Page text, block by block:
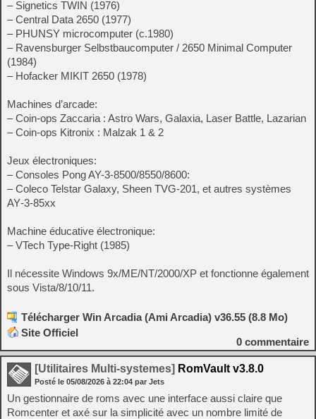
– Signetics TWIN (1976)
– Central Data 2650 (1977)
– PHUNSY microcomputer (c.1980)
– Ravensburger Selbstbaucomputer / 2650 Minimal Computer
(1984)
– Hofacker MIKIT 2650 (1978)
Machines d’arcade:
– Coin-ops Zaccaria : Astro Wars, Galaxia, Laser Battle, Lazarian
– Coin-ops Kitronix : Malzak 1 & 2
Jeux électroniques:
– Consoles Pong AY-3-8500/8550/8600:
– Coleco Telstar Galaxy, Sheen TVG-201, et autres systèmes
AY‑3‑85xx
Machine éducative électronique:
– VTech Type-Right (1985)
Il nécessite Windows 9x/ME/NT/2000/XP et fonctionne également
sous Vista/8/10/11.
Télécharger Win Arcadia (Ami Arcadia) v36.55 (8.8 Mo)
Site Officiel
0 commentaire
[Utilitaires Multi-systemes] RomVault v3.8.0
Posté le 05/08/2026 à 22:04 par Jets
Un gestionnaire de roms avec une interface aussi claire que
Romcenter et axé sur la simplicité avec un nombre limité de